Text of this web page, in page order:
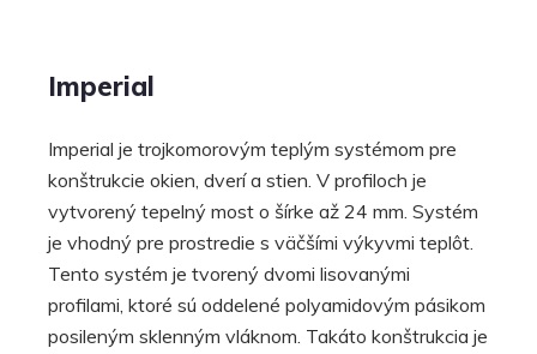
Imperial
Imperial je trojkomorovým teplým systémom pre
konštrukcie okien, dverí a stien. V profiloch je
vytvorený tepelný most o šírke až 24 mm. Systém
je vhodný pre prostredie s väčšími výkyvmi teplôt.
Tento systém je tvorený dvomi lisovanými
profilami, ktoré sú oddelené polyamidovým pásikom
posileným sklenným vláknom. Takáto konštrukcia je